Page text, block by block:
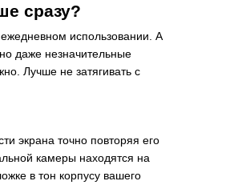
сразу?
использовании. А
даже незначительные
Лучше не затягивать с
экрана точно повторяя его
камеры находятся на
в тон корпусу вашего